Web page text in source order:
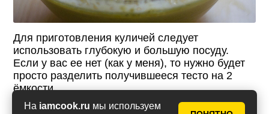
На iamcook.ru мы используем
Для приготовления куличей следует
использовать глубокую и большую посуду.
Если у вас ее нет (как у меня), то нужно будет
просто разделить получившееся тесто на 2
ёмкости.